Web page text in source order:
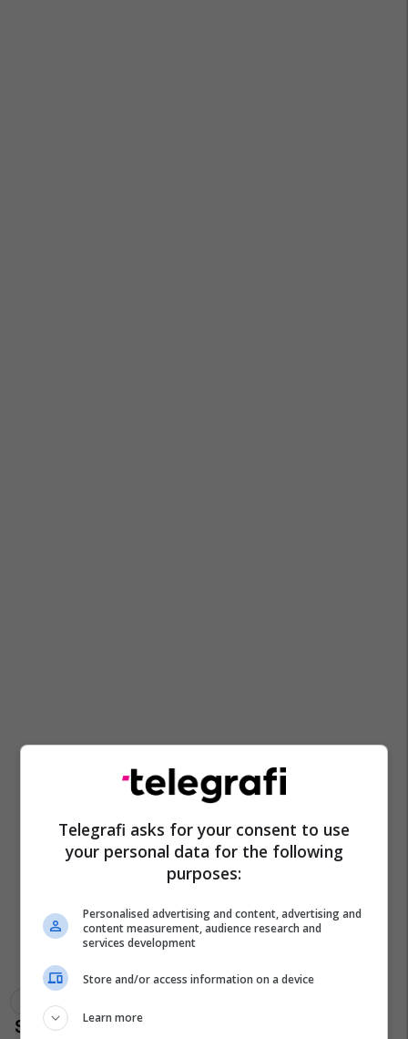
Telegrafi asks for your consent to use
your personal data for the following
purposes:
Personalised advertising and content, advertising and
content measurement, audience research and
services development
Store and/or access information on a device
Learn more